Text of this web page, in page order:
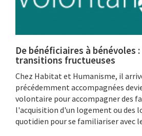
De bénéficiaires à bénévoles :
transitions fructueuses
Chez Habitat et Humanisme, il
précédemment accompagnées
volontaire pour accompagner des
l'acquisition d'un logement ou des
quotidien pour se familiariser avec